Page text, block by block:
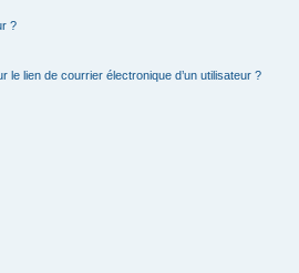
?
le lien de courrier électronique d’un utilisateur ?